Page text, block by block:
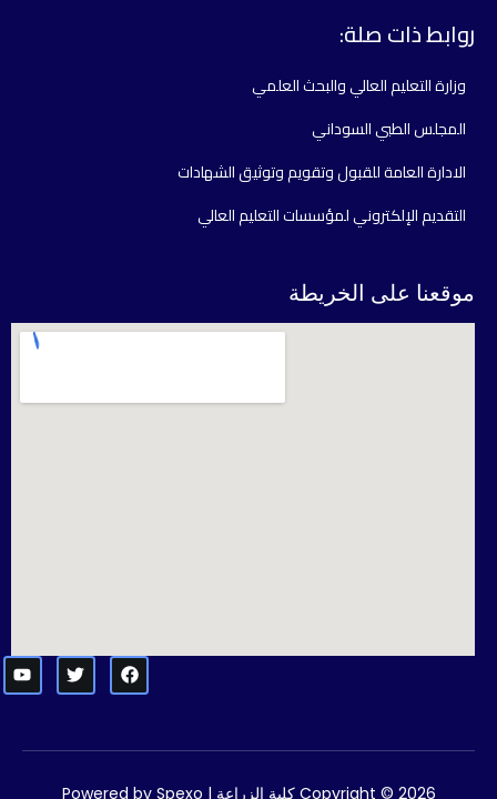
روابط ذات صلة:
وزارة التعليم العالي والبحث العلمي
المجلس الطبي السوداني
الادارة العامة للقبول وتقويم وتوثيق الشهادات
التقديم الإلكتروني لمؤسسات التعليم العالي
موقعنا على الخريطة
Copyright © 2026 كلية الزراعة | Powered by Spexo